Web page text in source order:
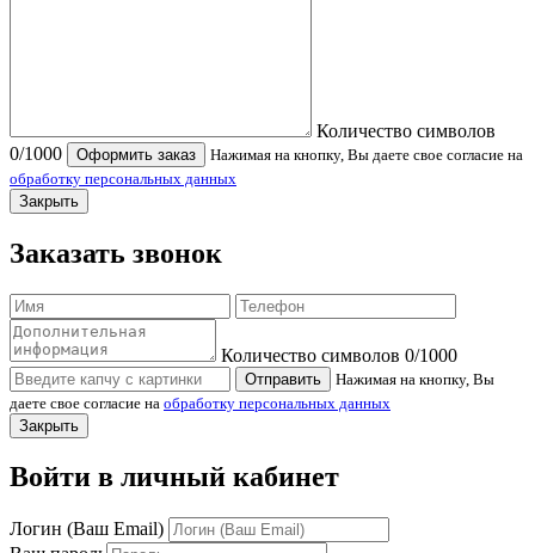
Количество символов
0/1000 Оформить заказ
Нажимая на кнопку, Вы даете свое согласие на
обработку персональных данных
Закрыть
Заказать звонок
Количество символов 0/1000
Отправить
Нажимая на кнопку, Вы
даете свое согласие на обработку персональных данных
Закрыть
Войти в личный кабинет
Логин (Ваш Email)